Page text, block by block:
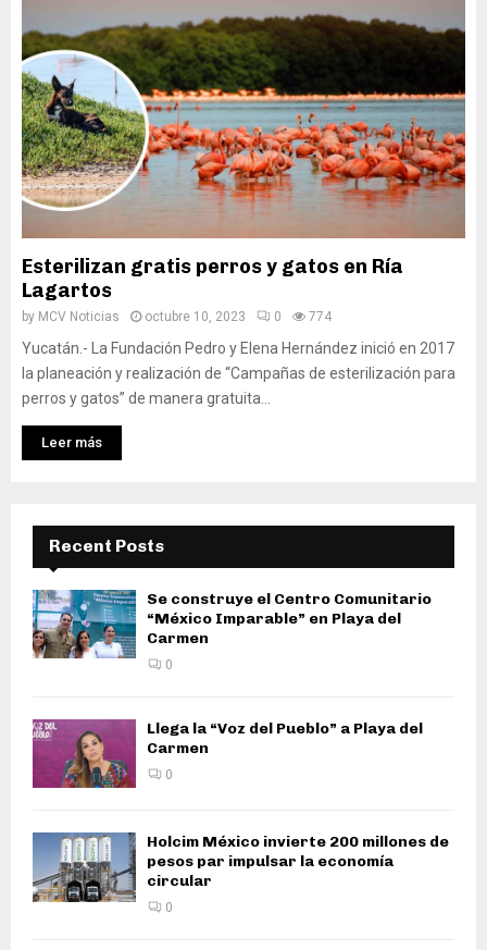
Esterilizan gratis perros y gatos en Ría
Lagartos
by MCV Noticias octubre 10, 2023 0 774
Yucatán.- La Fundación Pedro y Elena Hernández inició en 2017
la planeación y realización de “Campañas de esterilización para
perros y gatos” de manera gratuita...
Leer más
Recent Posts
Se construye el Centro Comunitario
“México Imparable” en Playa del
Carmen
0
Llega la “Voz del Pueblo” a Playa del
Carmen
0
Holcim México invierte 200 millones de
pesos par impulsar la economía
circular
0